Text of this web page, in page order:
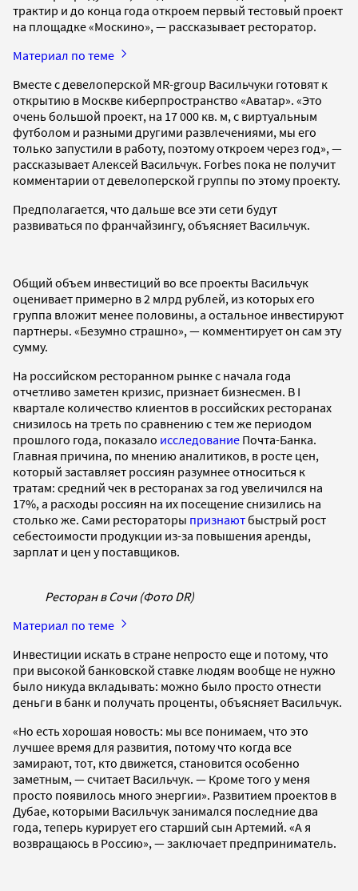
трактир и до конца года откроем первый тестовый проект
на площадке «Москино», — рассказывает ресторатор.
Материал по теме
Вместе с девелоперской MR-group Васильчуки готовят к
открытию в Москве киберпространство «Аватар». «Это
очень большой проект, на 17 000 кв. м, с виртуальным
футболом и разными другими развлечениями, мы его
только запустили в работу, поэтому откроем через год», —
рассказывает Алексей Васильчук. Forbes пока не получит
комментарии от девелоперской группы по этому проекту.
Предполагается, что дальше все эти сети будут
развиваться по франчайзингу, объясняет Васильчук.
Общий объем инвестиций во все проекты Васильчук
оценивает примерно в 2 млрд рублей, из которых его
группа вложит менее половины, а остальное инвестируют
партнеры. «Безумно страшно», — комментирует он сам эту
сумму.
На российском ресторанном рынке с начала года
отчетливо заметен кризис, признает бизнесмен. В I
квартале количество клиентов в российских ресторанах
снизилось на треть по сравнению с тем же периодом
прошлого года, показало исследование Почта-Банка.
Главная причина, по мнению аналитиков, в росте цен,
который заставляет россиян разумнее относиться к
тратам: средний чек в ресторанах за год увеличился на
17%, а расходы россиян на их посещение снизились на
столько же. Сами рестораторы признаютбыстрый рост
себестоимости продукции из-за повышения аренды,
зарплат и цен у поставщиков.
Ресторан в Сочи (Фото DR)
Материал по теме
Инвестиции искать в стране непросто еще и потому, что
при высокой банковской ставке людям вообще не нужно
было никуда вкладывать: можно было просто отнести
деньги в банк и получать проценты, объясняет Васильчук.
«Но есть хорошая новость: мы все понимаем, что это
лучшее время для развития, потому что когда все
замирают, тот, кто движется, становится особенно
заметным, — считает Васильчук. — Кроме того у меня
просто появилось много энергии». Развитием проектов в
Дубае, которыми Васильчук занимался последние два
года, теперь курирует его старший сын Артемий. «А я
возвращаюсь в Россию», — заключает предприниматель.